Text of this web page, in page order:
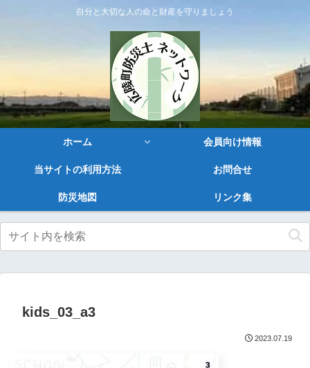
自分と大切な人の命と財産を守りましょう
ホーム 会員向け情報
当サイトの利用方法 お問合せ
防災地図 リンク集
kids_03_a3
2023.07.19